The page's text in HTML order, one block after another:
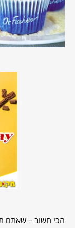
הכי חשוב – שאתם